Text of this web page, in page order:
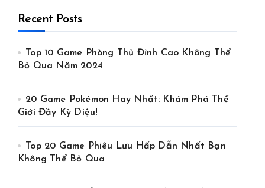
Recent Posts
Top 10 Game Phòng Thủ Đỉnh Cao Không Thể
Bỏ Qua Năm 2024
20 Game Pokémon Hay Nhất: Khám Phá Thế
Giới Đầy Kỳ Diệu!
Top 20 Game Phiêu Lưu Hấp Dẫn Nhất Bạn
Không Thể Bỏ Qua